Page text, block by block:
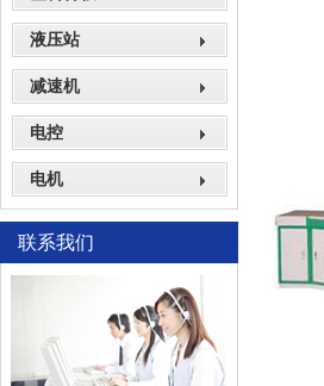
液压站
减速机
电控
电机
联系我们